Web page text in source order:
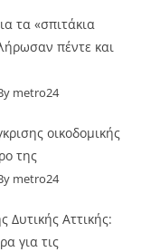
τα «σπιτάκια
πέντε και
metro24
οικοδομικής
της
metro24
Δυτικής Αττικής:
για τις